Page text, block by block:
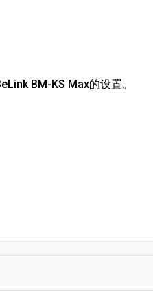
BM-KS Max的设置。